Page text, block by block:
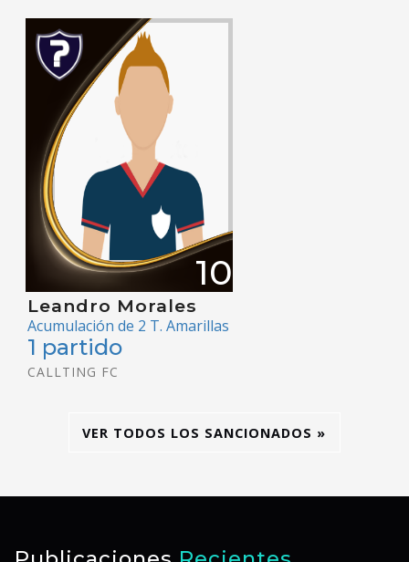
10
Leandro Morales
Acumulación de 2 T. Amarillas
1 partido
CALLTING FC
VER TODOS LOS SANCIONADOS »